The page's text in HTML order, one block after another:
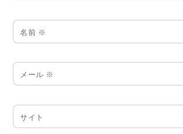
名前 ※
メール ※
サイト